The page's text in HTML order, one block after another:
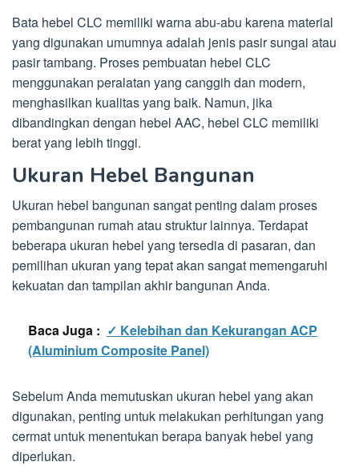
Bata hebel CLC memiliki warna abu-abu karena material
yang digunakan umumnya adalah jenis pasir sungai atau
pasir tambang. Proses pembuatan hebel CLC
menggunakan peralatan yang canggih dan modern,
menghasilkan kualitas yang baik. Namun, jika
dibandingkan dengan hebel AAC, hebel CLC memiliki
berat yang lebih tinggi.
Ukuran Hebel Bangunan
Ukuran hebel bangunan sangat penting dalam proses
pembangunan rumah atau struktur lainnya. Terdapat
beberapa ukuran hebel yang tersedia di pasaran, dan
pemilihan ukuran yang tepat akan sangat memengaruhi
kekuatan dan tampilan akhir bangunan Anda.
Baca Juga : ✓ Kelebihan dan Kekurangan ACP
(Aluminium Composite Panel)
Sebelum Anda memutuskan ukuran hebel yang akan
digunakan, penting untuk melakukan perhitungan yang
cermat untuk menentukan berapa banyak hebel yang
diperlukan.